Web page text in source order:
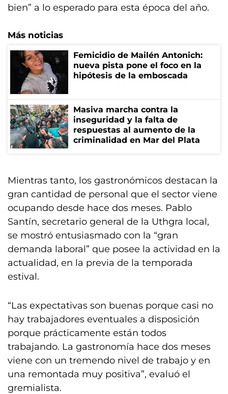
bien” a lo esperado para esta época del año.
Más noticias
Femicidio de Mailén Antonich:
nueva pista pone el foco en la
hipótesis de la emboscada
Masiva marcha contra la
inseguridad y la falta de
respuestas al aumento de la
criminalidad en Mar del Plata
Mientras tanto, los gastronómicos destacan la
gran cantidad de personal que el sector viene
ocupando desde hace dos meses. Pablo
Santín, secretario general de la Uthgra local,
se mostró entusiasmado con la “gran
demanda laboral” que posee la actividad en la
actualidad, en la previa de la temporada
estival.
“Las expectativas son buenas porque casi no
hay trabajadores eventuales a disposición
porque prácticamente están todos
trabajando. La gastronomía hace dos meses
viene con un tremendo nivel de trabajo y en
una remontada muy positiva”, evaluó el
gremialista.